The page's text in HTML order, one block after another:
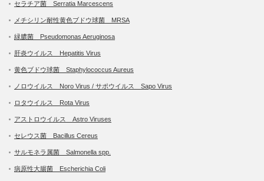
セラチア菌 Serratia Marcescens
メチシリン耐性黄色ブドウ球菌 MRSA
緑膿菌 Pseudomonas Aeruginosa
肝炎ウイルス Hepatitis Virus
黄色ブドウ球菌 Staphylococcus Aureus
ノロウイルス Noro Virus / サポウイルス Sapo Virus
ロタウイルス Rota Virus
アストロウイルス Astro Viruses
セレウス菌 Bacillus Cereus
サルモネラ属菌 Salmonella spp.
病原性大腸菌 Escherichia Coli